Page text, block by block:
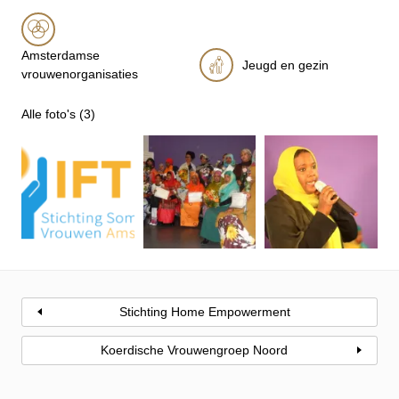
Amsterdamse
vrouwenorganisaties
Jeugd en gezin
Alle foto's (3)
Stichting Home Empowerment
Koerdische Vrouwengroep Noord